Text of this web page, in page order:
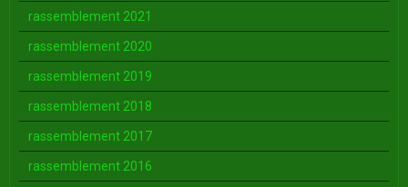
rassemblement 2021
rassemblement 2020
rassemblement 2019
rassemblement 2018
rassemblement 2017
rassemblement 2016